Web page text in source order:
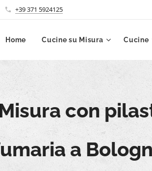
+39 371 5924125
Home Cucine su Misura Cucine
con
a